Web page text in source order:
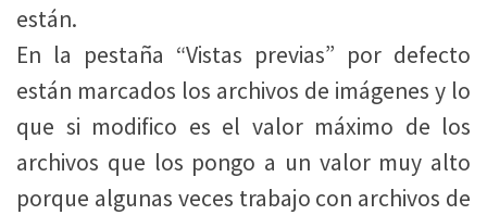
están.
En la pestaña “Vistas previas” por defecto
están marcados los archivos de imágenes y lo
que si modifico es el valor máximo de los
archivos que los pongo a un valor muy alto
porque algunas veces trabajo con archivos de